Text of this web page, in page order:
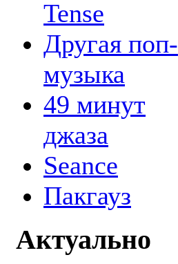
Tense
Другая поп-
музыка
49 минут
джаза
Seance
Пакгауз
Актуально